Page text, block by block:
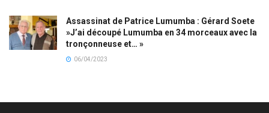
Assassinat de Patrice Lumumba : Gérard Soete
»J’ai découpé Lumumba en 34 morceaux avec la
tronçonneuse et… »
06/04/2023